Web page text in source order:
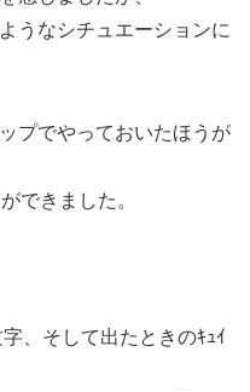
うなシチュエーションに
プでやっておいたほうが
できました。
、そして出たときのｷｭｲ